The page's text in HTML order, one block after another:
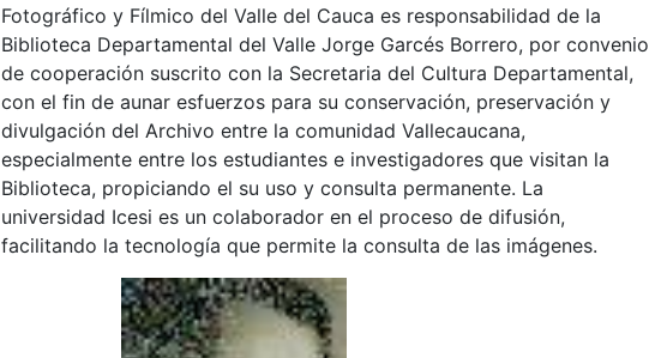
Fotográfico y Fílmico del Valle del Cauca es responsabilidad de la
Biblioteca Departamental del Valle Jorge Garcés Borrero, por convenio
de cooperación suscrito con la Secretaria del Cultura Departamental,
con el fin de aunar esfuerzos para su conservación, preservación y
divulgación del Archivo entre la comunidad Vallecaucana,
especialmente entre los estudiantes e investigadores que visitan la
Biblioteca, propiciando el su uso y consulta permanente. La
universidad Icesi es un colaborador en el proceso de difusión,
facilitando la tecnología que permite la consulta de las imágenes.